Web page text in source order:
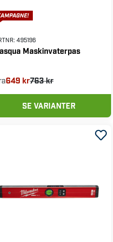
495196
Maskinvaterpas
649 kr763 kr
SE VARIANTER